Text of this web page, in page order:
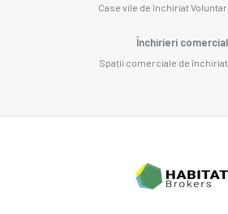
Case vile de închiriat
Închirieri comercial
Spații comerciale de